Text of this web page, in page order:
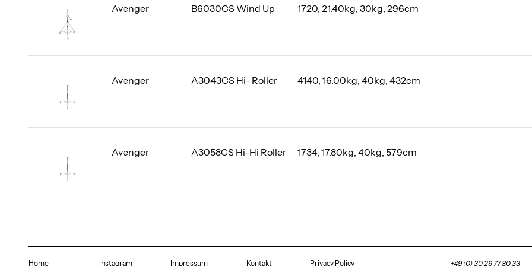
B6030CS Wind Up 1720, 21.40kg, 30kg, 296cm
Avenger
A3043CS Hi- Roller 4140, 16.00kg, 40kg, 432cm
Avenger
A3058CS Hi-Hi Roller 1734, 17.80kg, 40kg, 579cm
Avenger
Home Instagram Impressum Kontakt Privacy Policy +49 (0) 30 29 77 80 33